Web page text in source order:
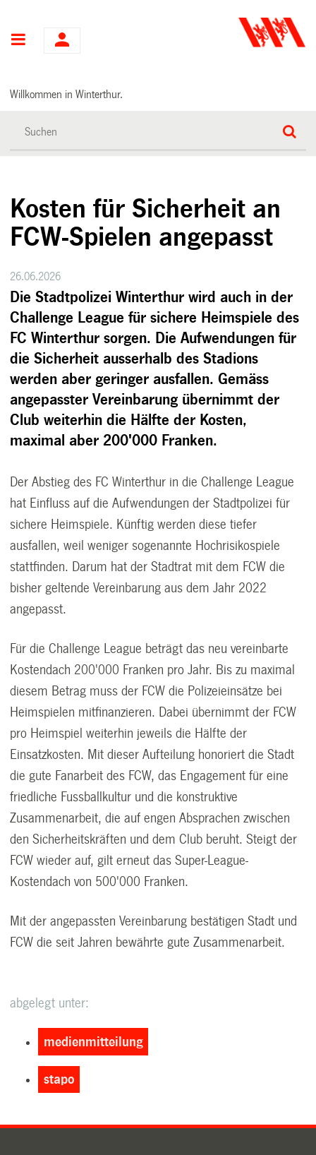
Hauptnavigation
Willkommen in Winterthur.
Kosten für Sicherheit an
FCW-Spielen angepasst
26.06.2026
Die Stadtpolizei Winterthur wird auch in der
Challenge League für sichere Heimspiele des
FC Winterthur sorgen. Die Aufwendungen für
die Sicherheit ausserhalb des Stadions
werden aber geringer ausfallen. Gemäss
angepasster Vereinbarung übernimmt der
Club weiterhin die Hälfte der Kosten,
maximal aber 200'000 Franken.
Der Abstieg des FC Winterthur in die Challenge League
hat Einfluss auf die Aufwendungen der Stadtpolizei für
sichere Heimspiele. Künftig werden diese tiefer
ausfallen, weil weniger sogenannte Hochrisikospiele
stattfinden. Darum hat der Stadtrat mit dem FCW die
bisher geltende Vereinbarung aus dem Jahr 2022
angepasst.
Für die Challenge League beträgt das neu vereinbarte
Kostendach 200'000 Franken pro Jahr. Bis zu maximal
diesem Betrag muss der FCW die Polizeieinsätze bei
Heimspielen mitfinanzieren. Dabei übernimmt der FCW
pro Heimspiel weiterhin jeweils die Hälfte der
Einsatzkosten. Mit dieser Aufteilung honoriert die Stadt
die gute Fanarbeit des FCW, das Engagement für eine
friedliche Fussballkultur und die konstruktive
Zusammenarbeit, die auf engen Absprachen zwischen
den Sicherheitskräften und dem Club beruht. Steigt der
FCW wieder auf, gilt erneut das Super-League-
Kostendach von 500'000 Franken.
Mit der angepassten Vereinbarung bestätigen Stadt und
FCW die seit Jahren bewährte gute Zusammenarbeit.
abgelegt unter:
medienmitteilung
stapo